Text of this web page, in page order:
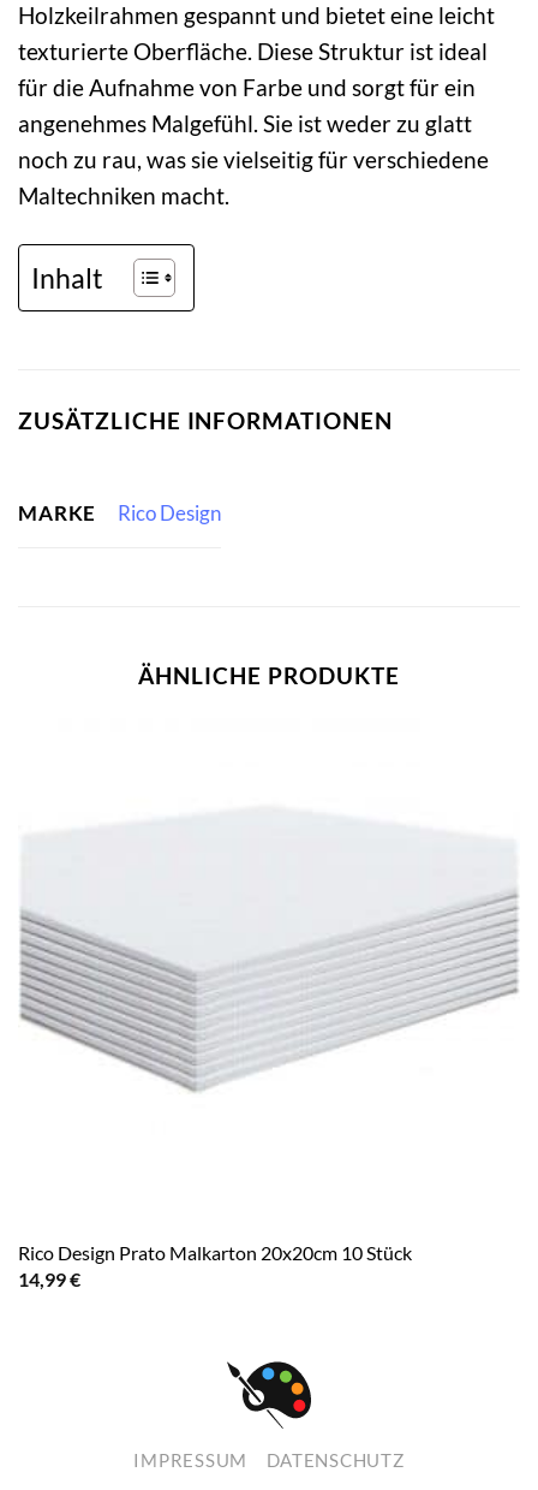
Holzkeilrahmen gespannt und bietet eine leicht
texturierte Oberfläche. Diese Struktur ist ideal
für die Aufnahme von Farbe und sorgt für ein
angenehmes Malgefühl. Sie ist weder zu glatt
noch zu rau, was sie vielseitig für verschiedene
Maltechniken macht.
Inhalt
ZUSÄTZLICHE INFORMATIONEN
MARKE Rico Design
ÄHNLICHE PRODUKTE
Rico Design Prato Malkarton 20x20cm 10 Stück
14,99€
IMPRESSUM DATENSCHUTZ